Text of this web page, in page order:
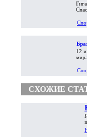
12
СХОЖИЕ